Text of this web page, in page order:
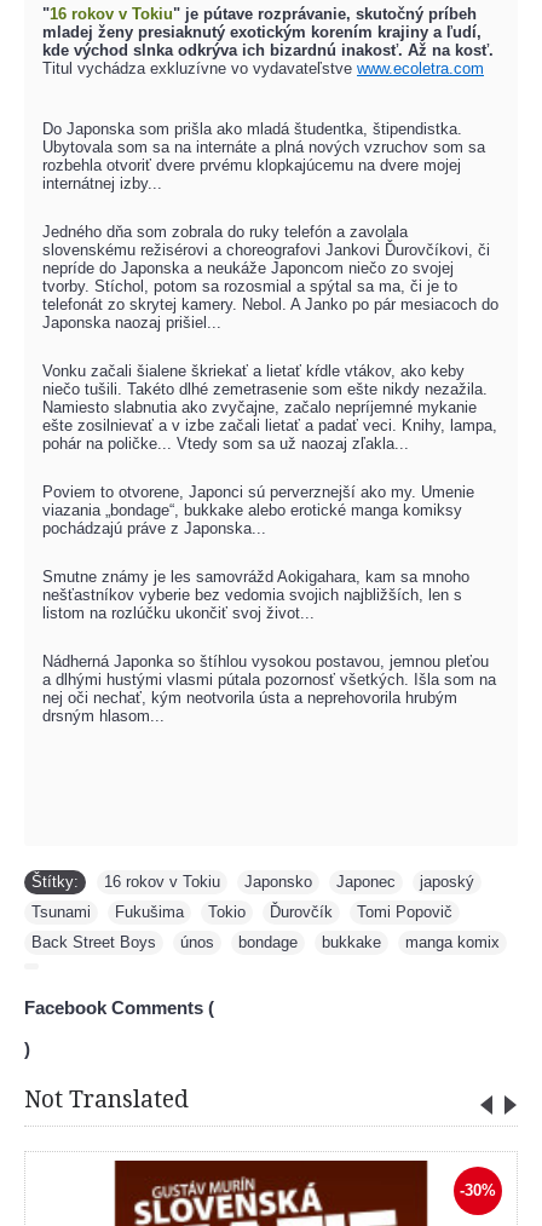
"16 rokov v Tokiu" je pútave rozprávanie, skutočný príbeh
mladej ženy presiaknutý exotickým korením krajiny a ľudí,
kde východ slnka odkrýva ich bizardnú inakosť. Až na kosť.
Titul vychádza exkluzívne vo vydavateľstve www.ecoletra.com
Do Japonska som prišla ako mladá študentka, štipendistka.
Ubytovala som sa na internáte a plná nových vzruchov som sa
rozbehla otvoriť dvere prvému klopkajúcemu na dvere mojej
internátnej izby...
Jedného dňa som zobrala do ruky telefón a zavolala
slovenskému režisérovi a choreografovi Jankovi Ďurovčíkovi, či
nepríde do Japonska a neukáže Japoncom niečo zo svojej
tvorby. Stíchol, potom sa rozosmial a spýtal sa ma, či je to
telefonát zo skrytej kamery. Nebol. A Janko po pár mesiacoch do
Japonska naozaj prišiel...
Vonku začali šialene škriekať a lietať kŕdle vtákov, ako keby
niečo tušili. Takéto dlhé zemetrasenie som ešte nikdy nezažila.
Namiesto slabnutia ako zvyčajne, začalo nepríjemné mykanie
ešte zosilnievať a v izbe začali lietať a padať veci. Knihy, lampa,
pohár na poličke... Vtedy som sa už naozaj zľakla...
Poviem to otvorene, Japonci sú perverznejší ako my. Umenie
viazania „bondage“, bukkake alebo erotické manga komiksy
pochádzajú práve z Japonska...
Smutne známy je les samovrážd Aokigahara, kam sa mnoho
nešťastníkov vyberie bez vedomia svojich najbližších, len s
listom na rozlúčku ukončiť svoj život...
Nádherná Japonka so štíhlou vysokou postavou, jemnou pleťou
a dlhými hustými vlasmi pútala pozornosť všetkých. Išla som na
nej oči nechať, kým neotvorila ústa a neprehovorila hrubým
drsným hlasom...
Štítky: 16 rokov v Tokiu Japonsko Japonec japoský
Tsunami
Fukušima Tokio Ďurovčík Tomi Popovič
Back Street Boys
únos bondage bukkake manga komix
Facebook Comments (
)
Not Translated
-30%